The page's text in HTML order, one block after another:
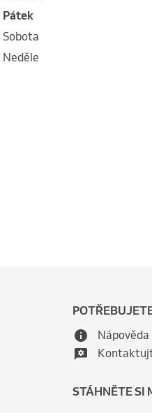
pátek
sobota
neděle
Nápověda
STÁHNĚTE SI